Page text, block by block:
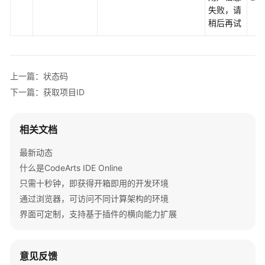
失败，请
稍后再试
上一篇：状态码
下一篇：获取项目ID
相关文档
最新动态
什么是CodeArts IDE Online
只需十秒钟，即获得开箱即用的开发环境
通过浏览器，可访问不同计算架构的环境
界面可定制，支持基于插件的横向能力扩展
意见反馈